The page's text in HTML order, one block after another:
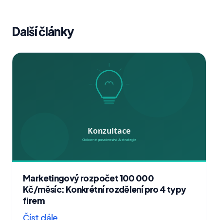
Další články
Marketingový rozpočet 100 000
Kč/měsíc: Konkrétní rozdělení pro 4 typy
firem
Číst dále